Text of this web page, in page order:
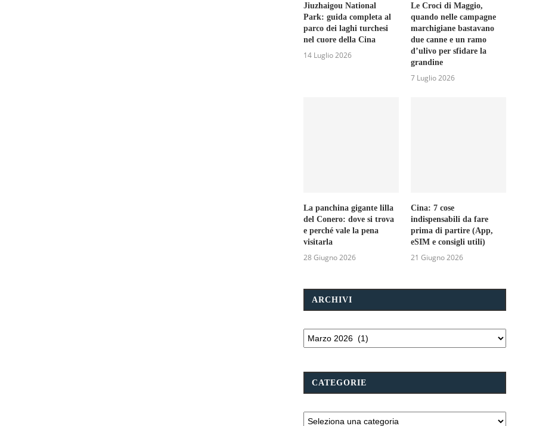
Jiuzhaigou National
Park: guida completa al
parco dei laghi turchesi
nel cuore della Cina
14 Luglio 2026
Le Croci di Maggio,
quando nelle campagne
marchigiane bastavano
due canne e un ramo
d’ulivo per sfidare la
grandine
7 Luglio 2026
La panchina gigante lilla
del Conero: dove si trova
e perché vale la pena
visitarla
28 Giugno 2026
Cina: 7 cose
indispensabili da fare
prima di partire (App,
eSIM e consigli utili)
21 Giugno 2026
ARCHIVI
CATEGORIE